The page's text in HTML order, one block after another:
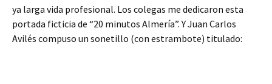
ya larga vida profesional. Los colegas me dedicaron esta
portada ficticia de “20 minutos Almería”. Y Juan Carlos
Avilés compuso un sonetillo (con estrambote) titulado: